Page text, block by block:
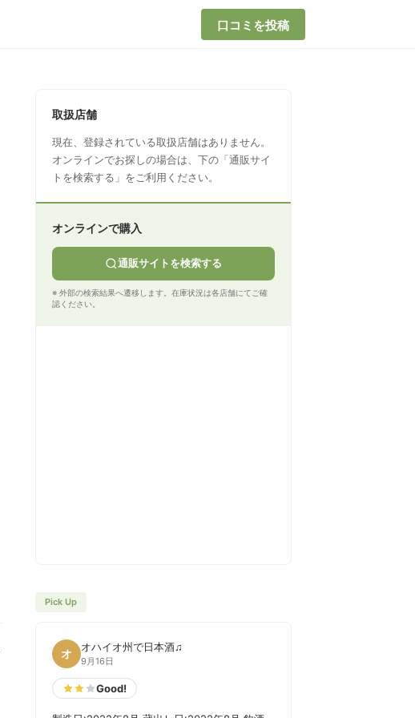
口コミを投稿
取扱店舗
現在、登録されている取扱店舗はありません。
オンラインでお探しの場合は、下の「通販サイ
トを検索する」をご利用ください。
オンラインで購入
通販サイトを検索する
※ 外部の検索結果へ遷移します。在庫状況は各店舗にてご確
認ください。
Pick Up
オ オハイオ州で日本酒♫
9月16日
Good!